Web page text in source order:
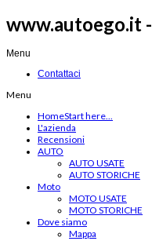
www.autoego.it -
Menu
Contattaci
Menu
HomeStart here...
L'azienda
Recensioni
AUTO
AUTO USATE
AUTO STORICHE
Moto
MOTO USATE
MOTO STORICHE
Dove siamo
Mappa